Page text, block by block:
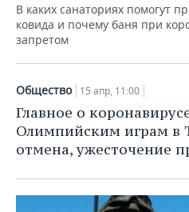
В каких санаториях помогут
ковида и почему баня при
запретом
Общество 15 апр, 11:00
Главное о
Олимпийским играм в
отмена, ужесточение